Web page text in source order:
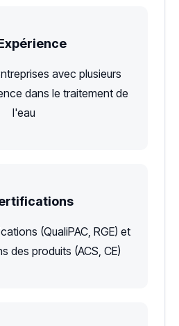
avec plusieurs
dans le traitement de
l'eau
(QualiPAC, RGE) et
des produits (ACS, CE)